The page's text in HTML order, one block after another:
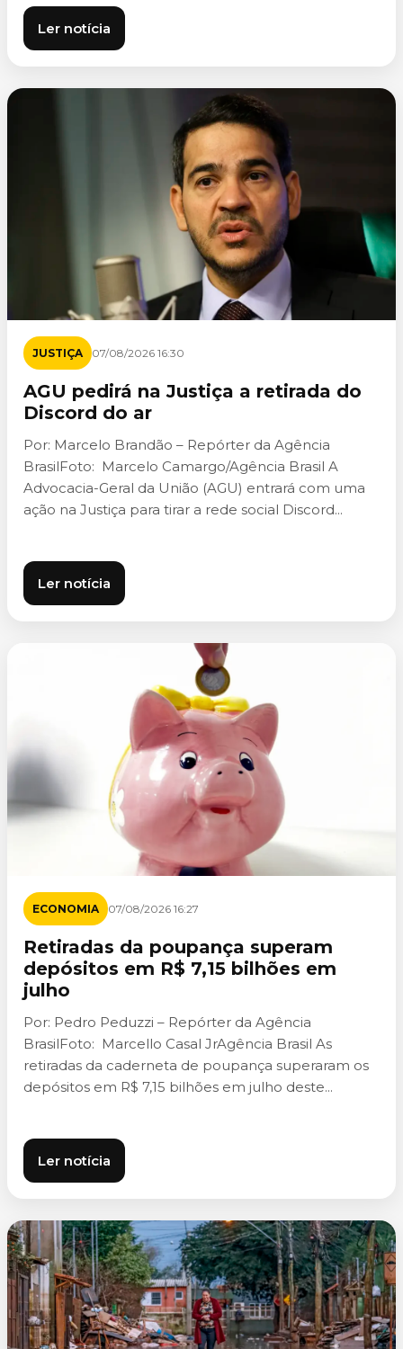
Ler notícia
JUSTIÇA 07/08/2026 16:30
AGU pedirá na Justiça a retirada do
Discord do ar
Por: Marcelo Brandão – Repórter da Agência
BrasilFoto: Marcelo Camargo/Agência Brasil A
Advocacia-Geral da União (AGU) entrará com uma
ação na Justiça para tirar a rede social Discord...
Ler notícia
ECONOMIA 07/08/2026 16:27
Retiradas da poupança superam
depósitos em R$ 7,15 bilhões em
julho
Por: Pedro Peduzzi – Repórter da Agência
BrasilFoto: Marcello Casal JrAgência Brasil As
retiradas da caderneta de poupança superaram os
depósitos em R$ 7,15 bilhões em julho deste...
Ler notícia